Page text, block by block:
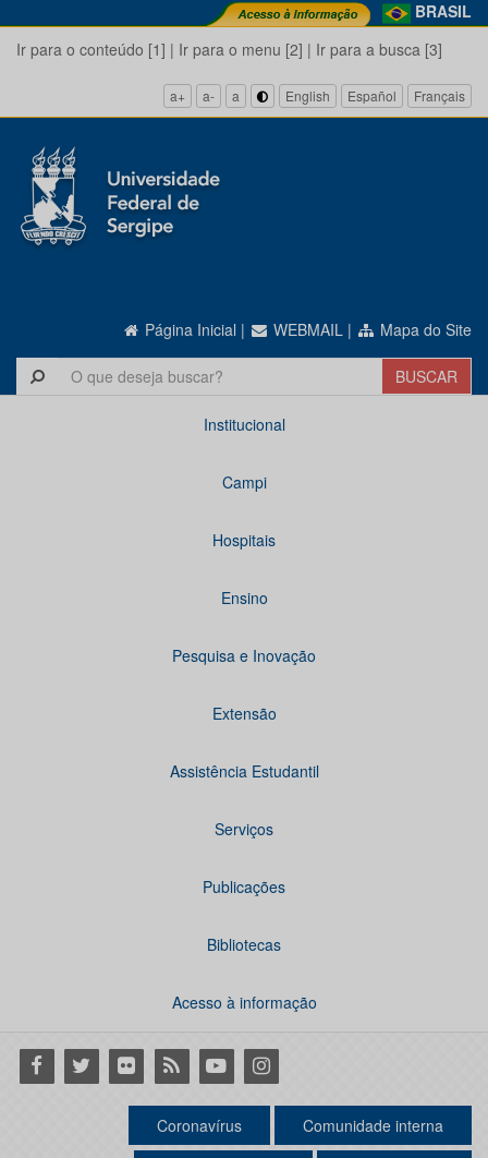
BRASIL
Ir para o conteúdo [1] | Ir para o menu [2] | Ir para a busca [3]
a+ a- a English Español Français
Página Inicial | WEBMAIL | Mapa do Site
Institucional
Campi
Hospitais
Ensino
Pesquisa e Inovação
Extensão
Assistência Estudantil
Serviços
Publicações
Bibliotecas
Acesso à informação
Facebook
Twitter Flickr RSS YoutubeInstagram
Coronavírus Comunidade interna